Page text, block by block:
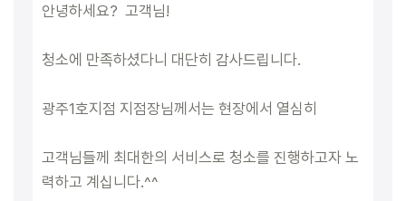
안녕하세요? 고객님!
청소에 만족하셨다니 대단히 감사드립니다.
광주1호지점 지점장님께서는 현장에서 열심히
고객님들께 최대한의 서비스로 청소를 진행하고자 노
력하고 계십니다.^^